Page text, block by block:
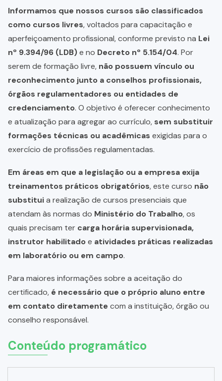
Informamos que nossos cursos são classificados
como cursos livres, voltados para capacitação e
aperfeiçoamento profissional, conforme previsto na Lei
nº 9.394/96 (LDB)e no Decreto nº 5.154/04. Por
serem de formação livre, não possuem vínculo ou
reconhecimento junto a conselhos profissionais,
órgãos regulamentadores ou entidades de
credenciamento. O objetivo é oferecer conhecimento
e atualização para agregar ao currículo, sem substituir
formações técnicas ou acadêmicas exigidas para o
exercício de profissões regulamentadas.
Em áreas em que a legislação ou a empresa exija
treinamentos práticos obrigatórios, este curso não
substituia realização de cursos presenciais que
atendam às normas do Ministério do Trabalho, os
quais precisam ter carga horária supervisionada,
instrutor habilitadoe atividades práticas realizadas
em laboratório ou em campo.
Para maiores informações sobre a aceitação do
certificado, é necessário que o próprio aluno entre
em contato diretamente com a instituição, órgão ou
conselho responsável.
Conteúdo programático